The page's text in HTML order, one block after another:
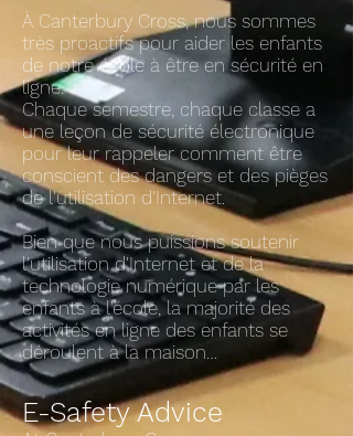
À Canterbury Cross, nous sommes
très proactifs pour aider les enfants
de notre école à être en sécurité en
ligne.
Chaque semestre, chaque classe a
une leçon de sécurité électronique
pour leur rappeler comment être
conscient des dangers et des pièges
de l'utilisation d'Internet.
Bien que nous puissions soutenir
l'utilisation d'Internet et de la
technologie numérique par les
enfants à l'école, la majorité des
activités en ligne des enfants se
déroulent à la maison…
E-Safety Advice